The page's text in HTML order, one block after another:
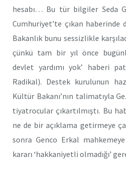
hesabı… Bu tür bilgiler Seda
Cumhuriyet’te çıkan haberinde
Bakanlık bunu sessizlikle
çünkü tam bir yıl önce
devlet yardımı yok’ haberi
Radikal). Destek kurulunun
Kültür Bakanı’nın talimatıyla
tiyatrocular çıkartılmıştı. Bu
ne de bir açıklama getirmeye
sonra Genco Erkal
kararı ‘hakkaniyetli olmadığı’